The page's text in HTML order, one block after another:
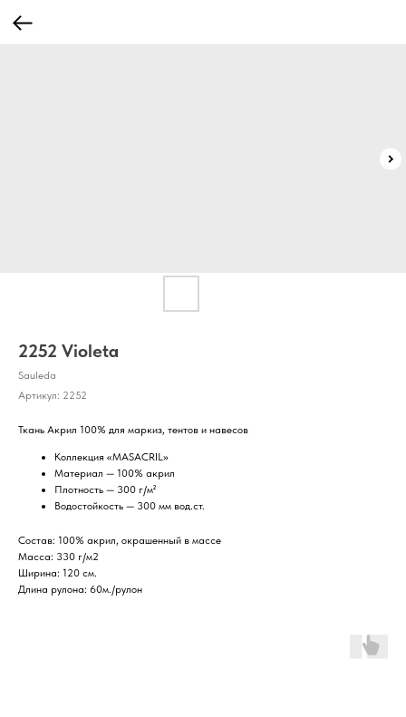
2252 Violeta
Sauleda
Артикул: 2252
Ткань Акрил 100% для маркиз, тентов и навесов
Коллекция «MASACRIL»
Материал — 100% акрил
Плотность — 300 г/м²
Водостойкость — 300 мм вод.ст.
Состав: 100% акрил, окрашенный в массе
Масса: 330 г/м2
Ширина: 120 см.
Длина рулона: 60м./рулон